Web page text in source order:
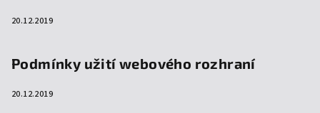
20.12.2019
Podmínky užití webového rozhraní
20.12.2019